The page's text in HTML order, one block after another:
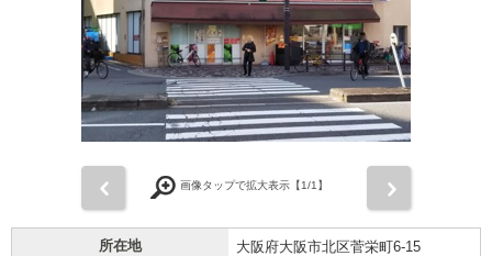
画像タップで拡大表示【1/1】
所在地 大阪府大阪市北区菅栄町6-15